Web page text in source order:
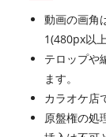
動画の画角
1(480px以
テロップや
ます。
カラオケ店
原盤権の処